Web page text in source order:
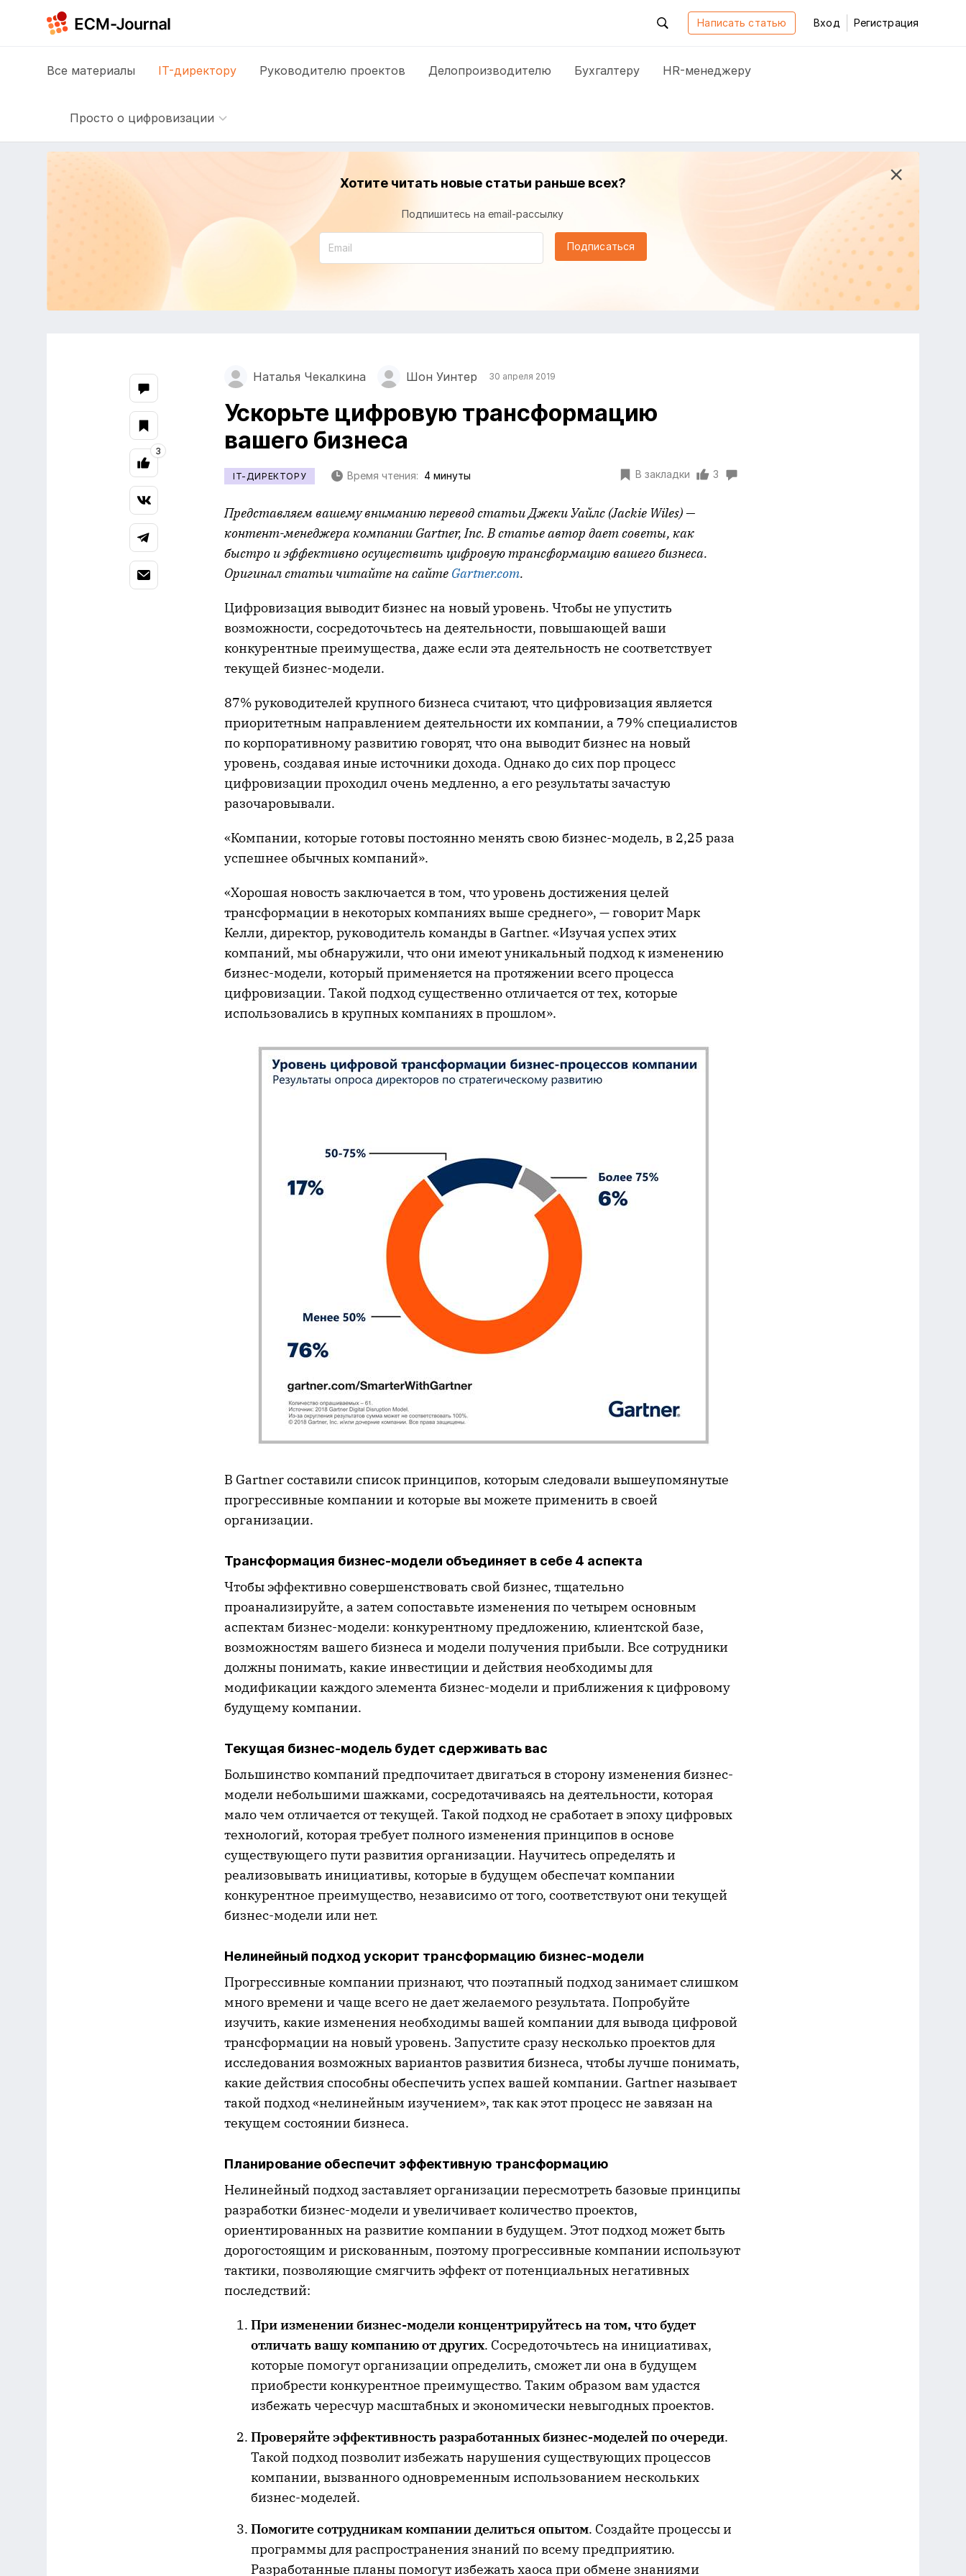
Написать статью Вход Регистрация
Все материалы IT-директору Руководителю проектов Делопроизводителю Бухгалтеру HR-менеджеру
Просто о цифровизации
Хотите читать новые статьи раньше всех?
Подпишитесь на email-рассылку
Подписаться
Наталья Чекалкина Шон Уинтер 30 апреля 2019
Ускорьте цифровую трансформацию
вашего бизнеса
IT-ДИРЕКТОРУ Время чтения: 4 минуты В закладки 3
Представляем вашему вниманию перевод статьи Джеки Уайлс (Jackie Wiles) —
контент-менеджера компании Gartner,Inc. В статье автор дает советы, как
быстро и эффективно осуществить цифровую трансформацию вашего бизнеса.
Оригинал статьи читайте на сайте Gartner.com.
Цифровизация выводит бизнес на новый уровень. Чтобы не упустить
возможности, сосредоточьтесь на деятельности, повышающей ваши
конкурентные преимущества, даже если эта деятельность не соответствует
текущей бизнес-модели.
87% руководителей крупного бизнеса считают, что цифровизация является
приоритетным направлением деятельности их компании, а 79% специалистов
по корпоративному развитию говорят, что она выводит бизнес на новый
уровень, создавая иные источники дохода. Однако до сих пор процесс
цифровизации проходил очень медленно, а его результаты зачастую
разочаровывали.
«Компании, которые готовы постоянно менять свою бизнес-модель, в 2,25 раза
успешнее обычных компаний».
«Хорошая новость заключается в том, что уровень достижения целей
трансформации в некоторых компаниях выше среднего», — говорит Марк
Келли, директор, руководитель команды в Gartner. «Изучая успех этих
компаний, мы обнаружили, что они имеют уникальный подход к изменению
бизнес-модели, который применяется на протяжении всего процесса
цифровизации. Такой подход существенно отличается от тех, которые
использовались в крупных компаниях в прошлом».
В Gartner составили список принципов, которым следовали вышеупомянутые
прогрессивные компании и которые вы можете применить в своей
организации.
Трансформация бизнес-модели объединяет в себе 4 аспекта
Чтобы эффективно совершенствовать свой бизнес, тщательно
проанализируйте, а затем сопоставьте изменения по четырем основным
аспектам бизнес-модели: конкурентному предложению, клиентской базе,
возможностям вашего бизнеса и модели получения прибыли. Все сотрудники
должны понимать, какие инвестиции и действия необходимы для
модификации каждого элемента бизнес-модели и приближения к цифровому
будущему компании.
Текущая бизнес-модель будет сдерживать вас
Большинство компаний предпочитает двигаться в сторону изменения бизнес-
модели небольшими шажками, сосредотачиваясь на деятельности, которая
мало чем отличается от текущей. Такой подход не сработает в эпоху цифровых
технологий, которая требует полного изменения принципов в основе
существующего пути развития организации. Научитесь определять и
реализовывать инициативы, которые в будущем обеспечат компании
конкурентное преимущество, независимо от того, соответствуют они текущей
бизнес-модели или нет.
Нелинейный подход ускорит трансформацию бизнес-модели
Прогрессивные компании признают, что поэтапный подход занимает слишком
много времени и чаще всего не дает желаемого результата. Попробуйте
изучить, какие изменения необходимы вашей компании для вывода цифровой
трансформации на новый уровень. Запустите сразу несколько проектов для
исследования возможных вариантов развития бизнеса, чтобы лучше понимать,
какие действия способны обеспечить успех вашей компании. Gartner называет
такой подход «нелинейным изучением», так как этот процесс не завязан на
текущем состоянии бизнеса.
Планирование обеспечит эффективную трансформацию
Нелинейный подход заставляет организации пересмотреть базовые принципы
разработки бизнес-модели и увеличивает количество проектов,
ориентированных на развитие компании в будущем. Этот подход может быть
дорогостоящим и рискованным, поэтому прогрессивные компании используют
тактики, позволяющие смягчить эффект от потенциальных негативных
последствий:
При изменении бизнес-модели концентрируйтесь на том, что будет
отличать вашу компанию от других. Сосредоточьтесь на инициативах,
которые помогут организации определить, сможет ли она в будущем
приобрести конкурентное преимущество. Таким образом вам удастся
избежать чересчур масштабных и экономически невыгодных проектов.
Проверяйте эффективность разработанных бизнес-моделей по очереди.
Такой подход позволит избежать нарушения существующих процессов
компании, вызванного одновременным использованием нескольких
бизнес-моделей.
Помогите сотрудникам компании делиться опытом. Создайте процессы и
программы для распространения знаний по всему предприятию.
Разработанные планы помогут избежать хаоса при обмене знаниями
3